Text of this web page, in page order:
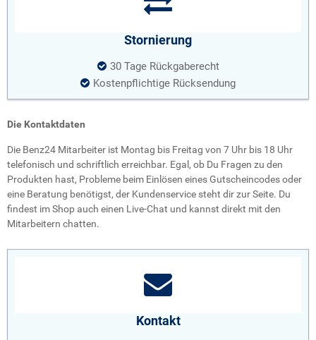
Stornierung
30 Tage Rückgaberecht
Kostenpflichtige Rücksendung
Die Kontaktdaten
Die Benz24 Mitarbeiter ist Montag bis Freitag von 7 Uhr bis 18 Uhr
telefonisch und schriftlich erreichbar. Egal, ob Du Fragen zu den
Produkten hast, Probleme beim Einlösen eines Gutscheincodes oder
eine Beratung benötigst, der Kundenservice steht dir zur Seite. Du
findest im Shop auch einen Live-Chat und kannst direkt mit den
Mitarbeitern chatten.
Kontakt